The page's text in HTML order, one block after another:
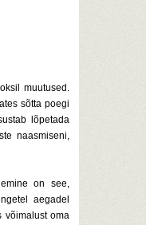
muutused.
sõtta poegi
lõpetada
naasmiseni,
on see,
aegadel
võimalust oma